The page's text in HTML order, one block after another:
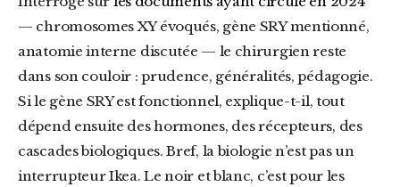
— chromosomes XY évoqués, gène SRY mentionné,
anatomie interne discutée — le chirurgien reste
dans son couloir : prudence, généralités, pédagogie.
Si le gène SRY est fonctionnel, explique-t-il, tout
dépend ensuite des hormones, des récepteurs, des
cascades biologiques. Bref, la biologie n’est pas un
interrupteur Ikea. Le noir et blanc, c’est pour les